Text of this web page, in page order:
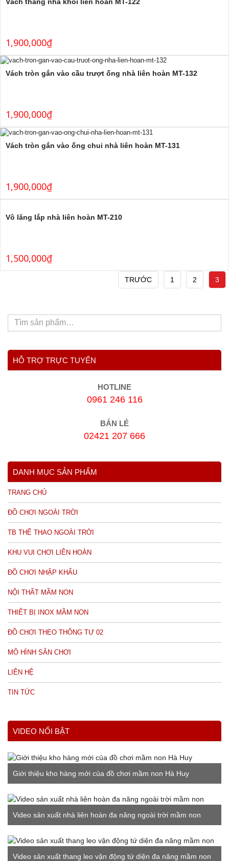
1,900,000₫
Vách tròn gắn vào cầu trượt ống nhà liên hoàn MT-132
1,900,000₫
Vách tròn gắn vào ống chui nhà liên hoàn MT-131
1,900,000₫
Vô lăng lắp nhà liên hoàn MT-210
1,500,000₫
TRƯỚC 1 2 3
HỖ TRỢ TRỰC TUYẾN
HOTLINE
0961 246 116
BÁN LẺ
02421 207 666
DANH MỤC SẢN PHẨM
TRANG CHỦ
ĐỒ CHƠI NGOÀI TRỜI
TB THỂ THAO NGOÀI TRỜI
KHU VUI CHƠI LIÊN HOÀN
ĐỒ CHƠI NHẬP KHẨU
NỘI THẤT MẦM NON
THIẾT BỊ INOX MẦM NON
ĐỒ CHƠI THEO THÔNG TƯ 02
MÔ HÌNH SÂN CHƠI
LIÊN HỆ
TIN TỨC
VIDEO NỔI BẬT
Giới thiệu kho hàng mới của đồ chơi mầm non Hà Huy
Video sản xuất nhà liên hoàn đa năng ngoài trời mầm non
Video sản xuất thang leo vận động tứ diện đa năng mầm non